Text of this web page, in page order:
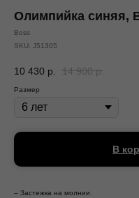
Олимпийка синяя,
Boss
SKU: J51305
10 430 р. 14 900 р.
Размер
В
– Застежка на молнии.